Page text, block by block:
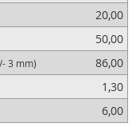
20,00
50,00
3 mm)
86,00
1,30
6,00